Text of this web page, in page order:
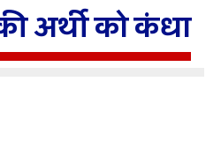
अर्थी को कंधा